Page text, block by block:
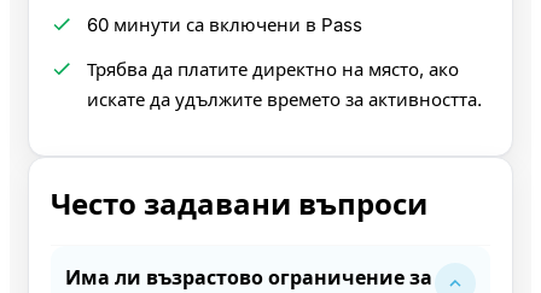
60 минути са включени в Pass
Трябва да платите директно на място, ако
искате да удължите времето за активността.
Често задавани въпроси
Има ли възрастово ограничение за